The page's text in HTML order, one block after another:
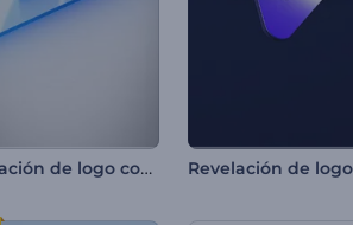
Revelación de logo con líneas elegantes